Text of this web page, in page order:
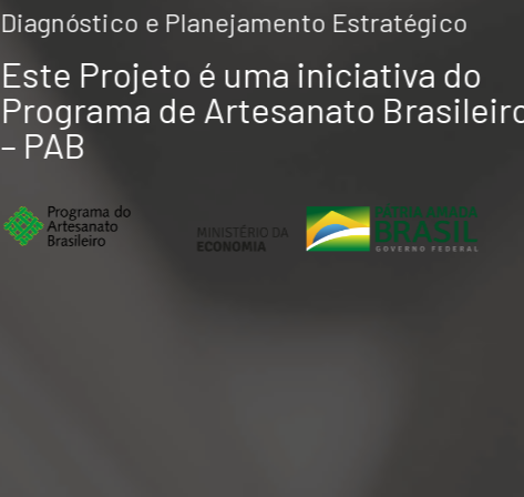
Diagnóstico e Planejamento Estratégico
Este Projeto é uma iniciativa do
Programa de Artesanato
– PAB